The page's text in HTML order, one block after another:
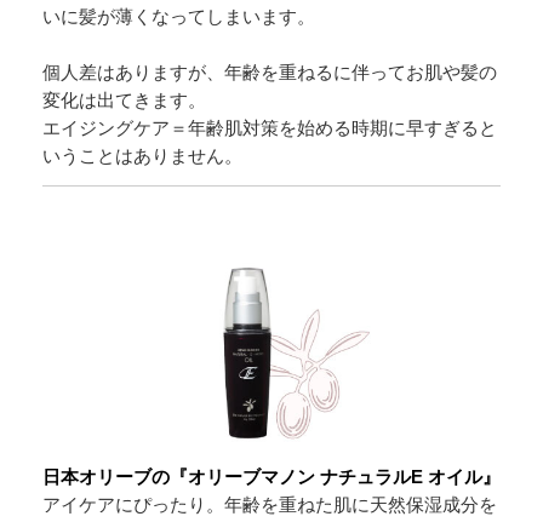
いに髪が薄くなってしまいます。
個人差はありますが、年齢を重ねるに伴ってお肌や髪の
変化は出てきます。
エイジングケア＝年齢肌対策を始める時期に早すぎると
いうことはありません。
日本オリーブの『オリーブマノン ナチュラルE オイル』
アイケアにぴったり。年齢を重ねた肌に天然保湿成分を